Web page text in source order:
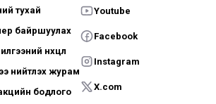
тухай
байршуулах
нөхцөл
нийтлэх журам
бодлого
Youtube
Facebook
Instagram
X.com